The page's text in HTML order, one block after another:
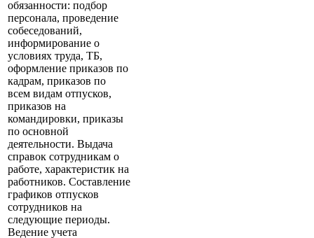
обязанности: подбор
персонала, проведение
собеседований,
информирование о
условиях труда, ТБ,
оформление приказов по
кадрам, приказов по
всем видам отпусков,
приказов на
командировки, приказы
по основной
деятельности. Выдача
справок сотрудникам о
работе, характеристик на
работников. Составление
графиков отпусков
сотрудников на
следующие периоды.
Ведение учета